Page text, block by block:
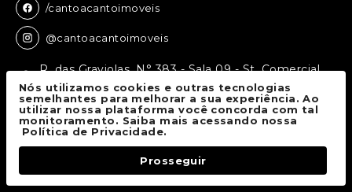
/cantoacantoimoveis
@cantoacantoimoveis
R. das Graviolas, N° 383 - Sala 09 - St. Comercial,
Sinop - MT, 78550-136
Canto a Canto Imóveis© 2026.
Todos os direitos reservados.
Nós utilizamos cookies e outras tecnologias
semelhantes para melhorar a sua experiência. Ao
utilizar nossa plataforma você concorda com tal
monitoramento. Saiba mais acessando nossa
Política de Privacidade.
Prosseguir